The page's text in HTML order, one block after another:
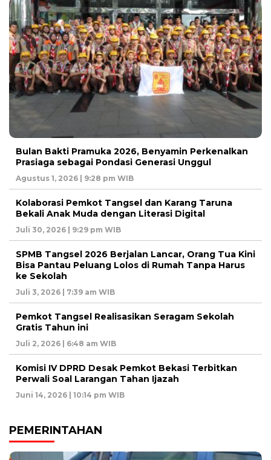
Bulan Bakti Pramuka 2026, Benyamin Perkenalkan
Prasiaga sebagai Pondasi Generasi Unggul
Agustus 1, 2026 | 9:28 pm WIB
Kolaborasi Pemkot Tangsel dan Karang Taruna
Bekali Anak Muda dengan Literasi Digital
Juli 30, 2026 | 9:29 pm WIB
SPMB Tangsel 2026 Berjalan Lancar, Orang Tua Kini
Bisa Pantau Peluang Lolos di Rumah Tanpa Harus
ke Sekolah
Juli 3, 2026 | 7:39 am WIB
Pemkot Tangsel Realisasikan Seragam Sekolah
Gratis Tahun ini
Juli 2, 2026 | 6:48 am WIB
Komisi IV DPRD Desak Pemkot Bekasi Terbitkan
Perwali Soal Larangan Tahan Ijazah
Juni 14, 2026 | 10:14 pm WIB
PEMERINTAHAN